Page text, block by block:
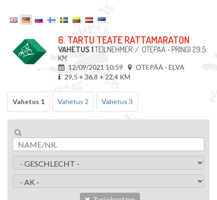
6. TARTU TEATE RATTAMARATON
VAHETUS 1TEILNEHMER / OTEPÄÄ - PRINGI 29,5
KM
12/09/2021 10:59
OTEPÄÄ - ELVA
29,5 + 36,8 + 22,4 KM
Vahetus 1 Vahetus 2 Vahetus 3